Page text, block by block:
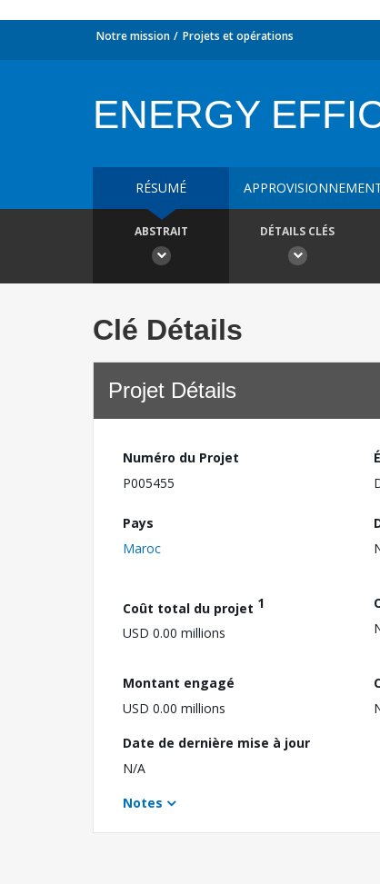
Notre mission Projets et opérations
ENERGY
RÉSUMÉ
ABSTRAIT DÉTAILS CLÉS
Clé Détails
Projet Détails
Numéro du Projet
P005455
Pays
Maroc
Coût total du projet 1
USD 0.00 millions
Montant engagé
USD 0.00 millions
Date de dernière mise à jour
N/A
Notes